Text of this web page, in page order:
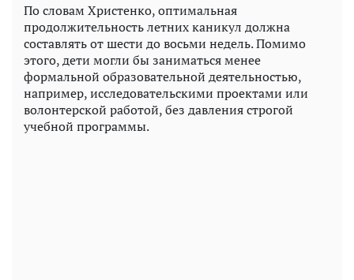
По словам Христенко, оптимальная
продолжительность летних каникул должна
составлять от шести до восьми недель. Помимо
этого, дети могли бы заниматься менее
формальной образовательной деятельностью,
например, исследовательскими проектами или
волонтерской работой, без давления строгой
учебной программы.